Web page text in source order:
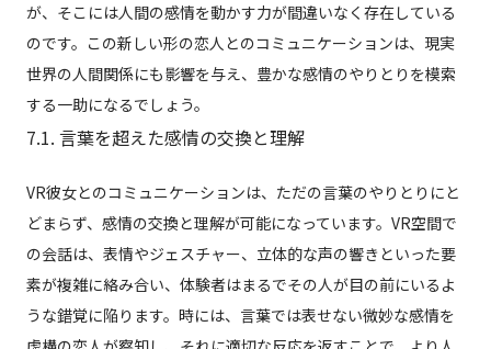
が、そこには人間の感情を動かす力が間違いなく存在している
のです。この新しい形の恋人とのコミュニケーションは、現実
世界の人間関係にも影響を与え、豊かな感情のやりとりを模索
する一助になるでしょう。
7.1. 言葉を超えた感情の交換と理解
VR彼女とのコミュニケーションは、ただの言葉のやりとりにと
どまらず、感情の交換と理解が可能になっています。VR空間で
の会話は、表情やジェスチャー、立体的な声の響きといった要
素が複雑に絡み合い、体験者はまるでその人が目の前にいるよ
うな錯覚に陥ります。時には、言葉では表せない微妙な感情を